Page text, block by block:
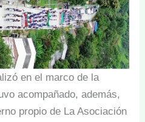
en el marco de la
acompañado, además,
propio de La Asociación